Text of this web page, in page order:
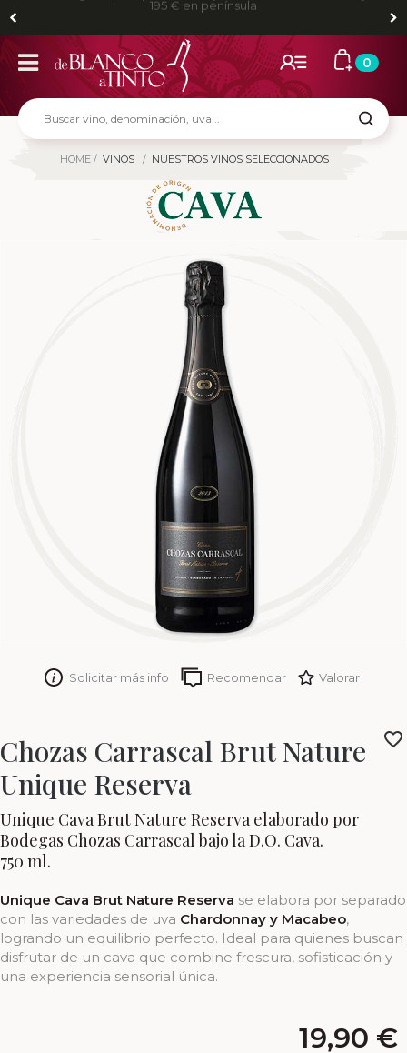
Envíos gratis para pedidos mayores de 80 € en Madrid y
0
HOME VINOS NUESTROS VINOS SELECCIONADOS
Solicitar más info Recomendar Valorar
Chozas Carrascal Brut Nature
Unique Reserva
Unique Cava Brut Nature Reserva elaborado por
Bodegas Chozas Carrascal bajo la D.O. Cava.
750 ml.
Unique Cava Brut Nature Reserva se elabora por separado
con las variedades de uva Chardonnay y Macabeo,
logrando un equilibrio perfecto. Ideal para quienes buscan
disfrutar de un cava que combine frescura, sofisticación y
una experiencia sensorial única.
19,90 €